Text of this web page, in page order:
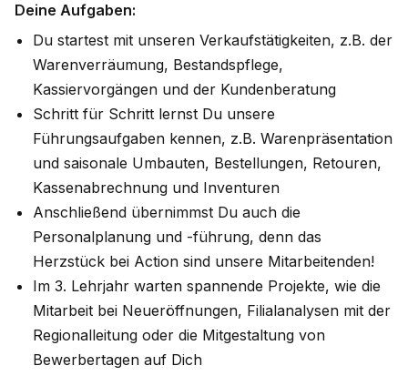
Deine Aufgaben:
Du startest mit unseren Verkaufstätigkeiten, z.B. der
Warenverräumung, Bestandspflege,
Kassiervorgängen und der Kundenberatung
Schritt für Schritt lernst Du unsere
Führungsaufgaben kennen, z.B. Warenpräsentation
und saisonale Umbauten, Bestellungen, Retouren,
Kassenabrechnung und Inventuren
Anschließend übernimmst Du auch die
Personalplanung und -führung, denn das
Herzstück bei Action sind unsere Mitarbeitenden!
Im 3. Lehrjahr warten spannende Projekte, wie die
Mitarbeit bei Neueröffnungen, Filialanalysen mit der
Regionalleitung oder die Mitgestaltung von
Bewerbertagen auf Dich